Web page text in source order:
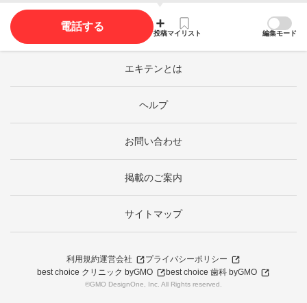
電話する
投稿マイリスト 編集モード
エキテンとは
ヘルプ
お問い合わせ
掲載のご案内
サイトマップ
利用規約運営会社
プライバシーポリシー
best choice クリニック byGMO
best choice 歯科 byGMO
©GMO DesignOne, Inc. All Rights reserved.